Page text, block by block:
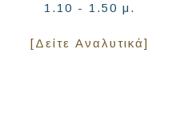
1.10 - 1.50 μ.
[Δείτε Αναλυτικά]